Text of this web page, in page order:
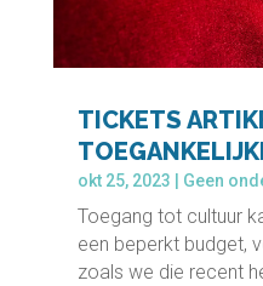
TICKETS
okt 25, 2023 | Geen
Toegang tot cultuur
een beperkt budget,
zoals we die recent